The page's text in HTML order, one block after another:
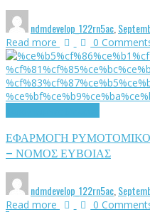
ndmdevelop_122rn5ac
Read more 0
ΕΦΑΡΜΟΓΗ
– ΝΟΜΟΣ ΕΥΒΟΙΑΣ
ndmdevelop_122rn5ac
Read more 0